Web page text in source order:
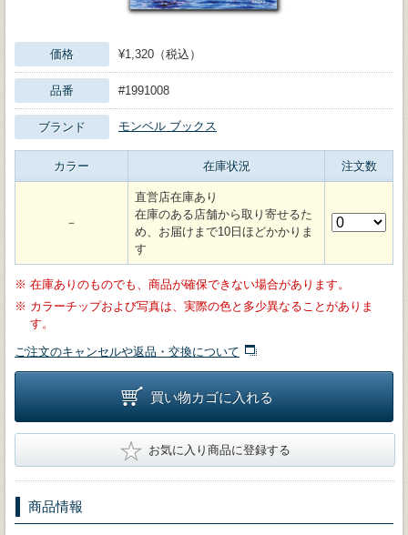
価格 ¥1,320（税込）
品番 #1991008
ブランド モンベル ブックス
カラー 在庫状況 注文数
－
直営店在庫あり
在庫のある店舗から取り寄せるた
め、お届けまで10日ほどかかりま
す
※ 在庫ありのものでも、商品が確保できない場合があります。
※ カラーチップおよび写真は、実際の色と多少異なることがありま
す。
ご注文のキャンセルや返品・交換について
買い物カゴに入れる
★ お気に入り商品に登録する
商品情報